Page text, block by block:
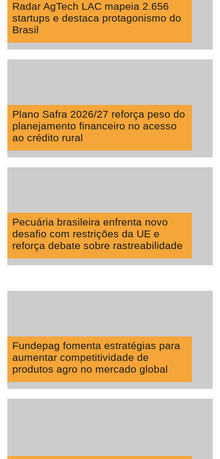
Radar AgTech LAC mapeia 2.656
startups e destaca protagonismo do
Brasil
Plano Safra 2026/27 reforça peso do
planejamento financeiro no acesso
ao crédito rural
Pecuária brasileira enfrenta novo
desafio com restrições da UE e
reforça debate sobre rastreabilidade
Fundepag fomenta estratégias para
aumentar competitividade de
produtos agro no mercado global